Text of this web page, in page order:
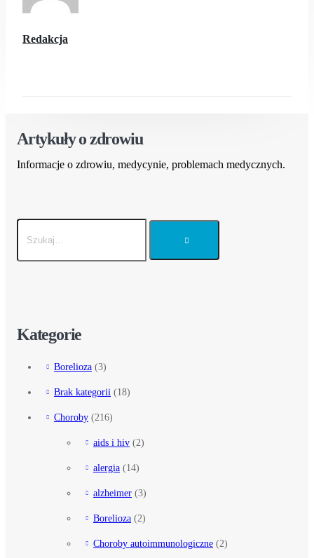
Redakcja
Artykuły o zdrowiu
Informacje o zdrowiu, medycynie, problemach medycznych.
Kategorie
Borelioza (3)
Brak kategorii (18)
Choroby (216)
aids i hiv (2)
alergia (14)
alzheimer (3)
Borelioza (2)
Choroby autoimmunologiczne (2)